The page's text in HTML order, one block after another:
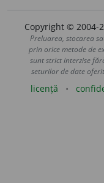
Copyright © 2004-
Preluarea, stocarea
prin orice metode de
sunt strict interzise
seturilor de date
licență